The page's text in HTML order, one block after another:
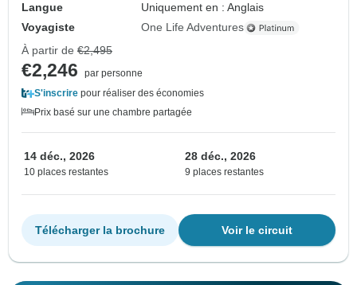
Langue
Uniquement en : Anglais
Voyagiste
One Life Adventures
À partir de €2,495
€2,246
par personne
S'inscrire pour réaliser des économies
Prix basé sur une chambre partagée
14 déc., 2026
10 places restantes
28 déc., 2026
9 places restantes
Voir le circuit
Télécharger la brochure